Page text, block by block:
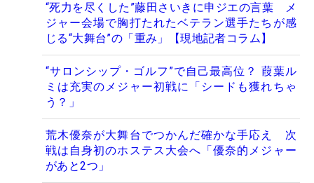
“死力を尽くした”藤田さいきに申ジエの言葉 メ
ジャー会場で胸打たれたベテラン選手たちが感
じる“大舞台”の「重み」【現地記者コラム】
“サロンシップ・ゴルフ”で自己最高位？ 葭葉ル
ミは充実のメジャー初戦に「シードも獲れちゃ
う？」
荒木優奈が大舞台でつかんだ確かな手応え 次
戦は自身初のホステス大会へ「優奈的メジャー
があと2つ」